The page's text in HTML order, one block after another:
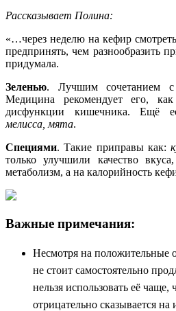
Рассказывает Полина:
«…через неделю на кефир
предпринять, чем разнообразить
придумала.
Зеленью. Лучшим сочетанием
Медицина рекомендует его,
дисфункции кишечника. Ещё
мелисса, мята.
Специями. Такие приправы как:
только улучшили качество
метаболизм, а на калорийность
Важные примечания:
Несмотря на положительные
не стоит самостоятельно
нельзя использовать её чаще,
отрицательно сказывается